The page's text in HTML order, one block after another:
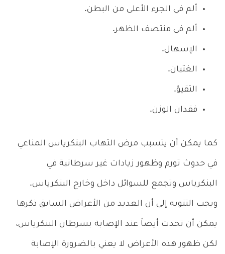
ألم في الجرء الأعلى من البطن.
ألم في منتصف الظهر.
الإسهال.
الغثيان.
التقيؤ.
فقدان الوزن.
كما يمكن أن يتسبب مرض التهاب البنكرياس المناعي
في حدوث تورم وظهور زيادات غير سرطانية في
البنكرياس وتجمع للسوائل داخل وخارج البنكرياس.
ويجب التنويه إلى أن العديد من الأعراض السابق ذكرها
يمكن أن تحدث أيضاً عند الإصابة بسرطان البنكرياس،
لكن ظهور هذه الأعراض لا يعني بالضرورة الإصابة